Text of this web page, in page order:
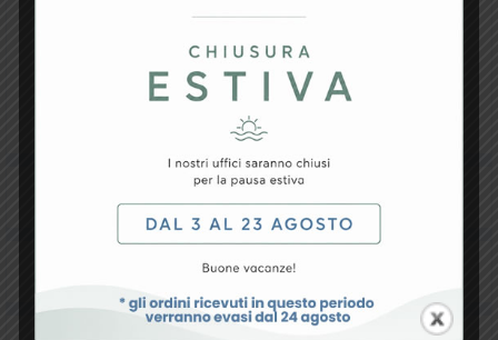
Alimentazione 100-240 V, 50-60 Hz.
Manuale multilingue: GB, FR, IT, ES, PT, DE, GR.
Resi e Garanzia